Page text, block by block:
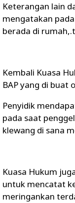
Keterangan lain
mengatakan
berada di
Kembali Kuasa
BAP yang di buat
Penyidik
pada saat
klewang di sana
Kuasa Hukum
untuk mencatat
meringankan